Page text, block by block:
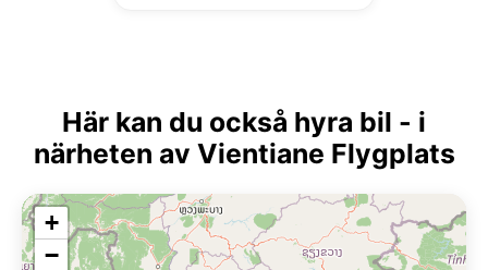
Här kan du också hyra bil - i
närheten av Vientiane Flygplats
+
−